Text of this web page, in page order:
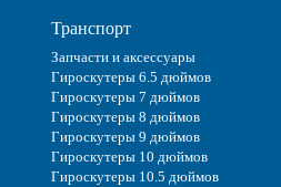
Транспорт
Запчасти и аксессуары
Гироскутеры 6.5 дюймов
Гироскутеры 7 дюймов
Гироскутеры 8 дюймов
Гироскутеры 9 дюймов
Гироскутеры 10 дюймов
Гироскутеры 10.5 дюймов